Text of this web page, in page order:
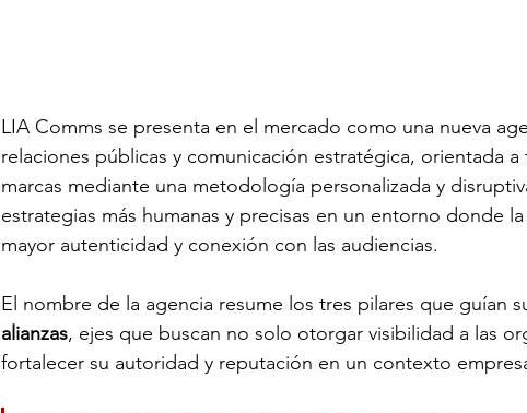
LIA Comms se presenta en el mercado como una nueva
relaciones públicas y comunicación estratégica, orientada a
marcas mediante una metodología personalizada y
estrategias más humanas y precisas en un entorno donde
mayor autenticidad y conexión con las audiencias.
El nombre de la agencia resume los tres pilares que guían
alianzas, ejes que buscan no solo otorgar visibilidad a las
fortalecer su autoridad y reputación en un contexto